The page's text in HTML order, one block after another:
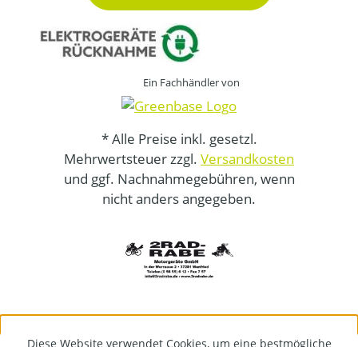
Ein Fachhändler von
* Alle Preise inkl. gesetzl.
Mehrwertsteuer zzgl. Versandkosten
und ggf. Nachnahmegebühren, wenn
nicht anders angegeben.
Diese Website verwendet Cookies, um eine bestmögliche